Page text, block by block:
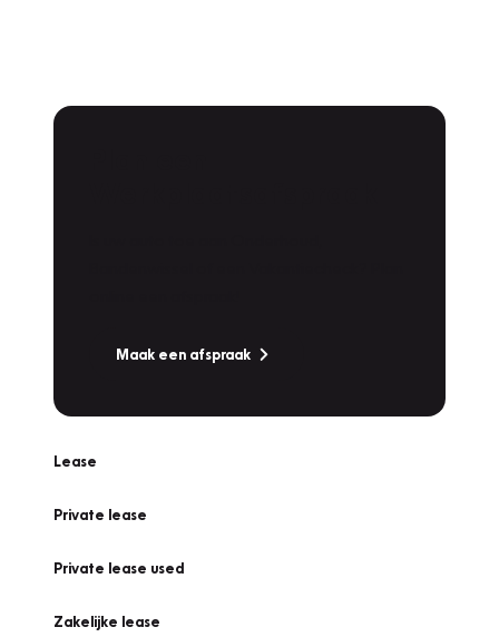
Maak een afspraak
Lease
Private lease
Private lease used
Zakelijke lease